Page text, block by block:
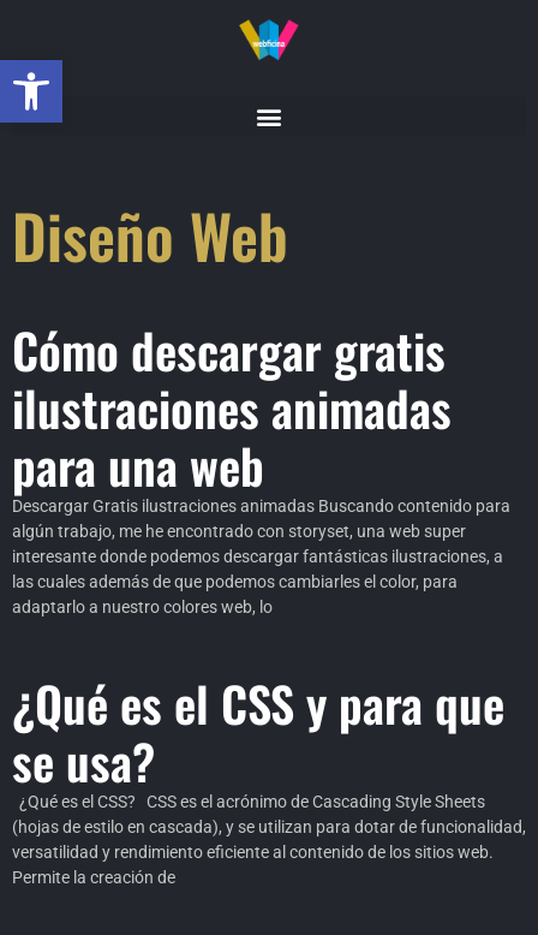
Diseño Web
Cómo descargar gratis
ilustraciones animadas
para una web
Descargar Gratis ilustraciones animadas Buscando contenido para
algún trabajo, me he encontrado con storyset, una web super
interesante donde podemos descargar fantásticas ilustraciones, a
las cuales además de que podemos cambiarles el color, para
adaptarlo a nuestro colores web, lo
¿Qué es el CSS y para que
se usa?
¿Qué es el CSS? CSS es el acrónimo de Cascading Style Sheets
(hojas de estilo en cascada), y se utilizan para dotar de funcionalidad,
versatilidad y rendimiento eficiente al contenido de los sitios web.
Permite la creación de
Abrir barra de herramientas